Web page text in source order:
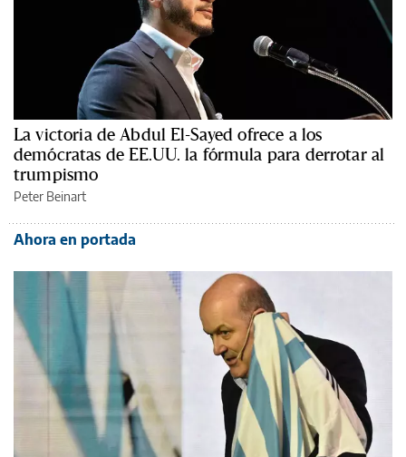
La victoria de Abdul El-Sayed ofrece a los
demócratas de EE.UU. la fórmula para derrotar al
trumpismo
Peter Beinart
Ahora en portada